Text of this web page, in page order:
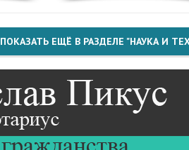
ПОКАЗАТЬ ЕЩЁ В РАЗДЕЛЕ "НАУКА И